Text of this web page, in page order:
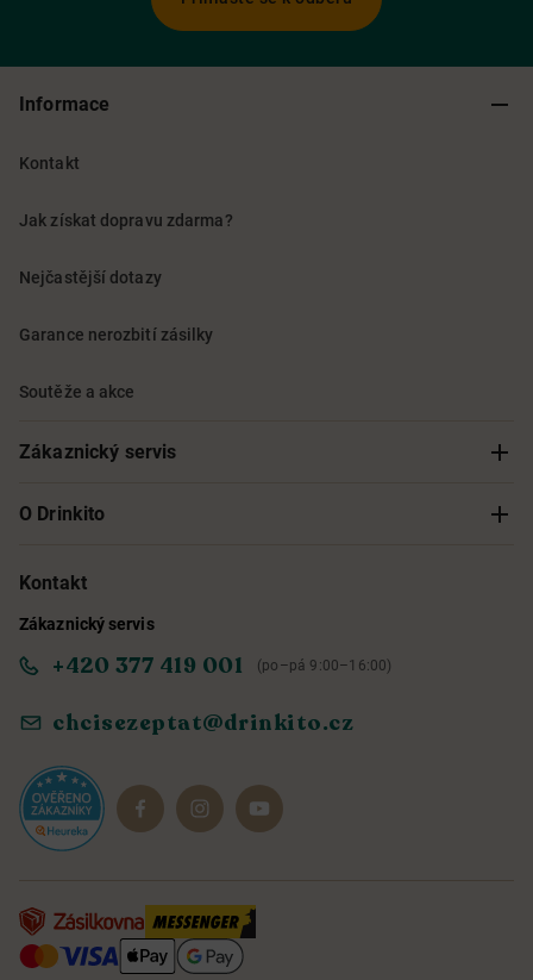
Informace
Kontakt
Jak získat dopravu zdarma?
Nejčastější dotazy
Garance nerozbití zásilky
Soutěže a akce
Zákaznický servis
Sledování objednávky
Obchodní podmínky
Ochrana osobních údajů
Reklamace a vrácení
O Drinkito
O nás
Informace o přístupnosti služby
Dárkové sady
Kontakt
Zákaznický servis
+420 377 419 001 (po–pá 9:00–16:00)
chcisezeptat@drinkito.cz